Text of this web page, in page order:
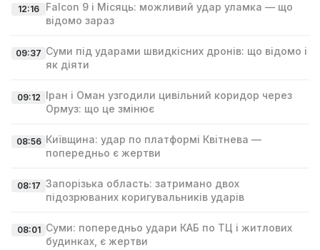
12:16
Falcon 9 і Місяць: можливий удар уламка — що
відомо зараз
09:37 Суми під ударами швидкісних дронів: що відомо і
як діяти
09:12 Іран і Оман узгодили цивільний коридор через
Ормуз: що це змінює
08:56 Київщина: удар по платформі Квітнева —
попередньо є жертви
08:17 Запорізька область: затримано двох
підозрюваних коригувальників ударів
08:01 Суми: попередньо удари КАБ по ТЦ і житлових
будинках, є жертви